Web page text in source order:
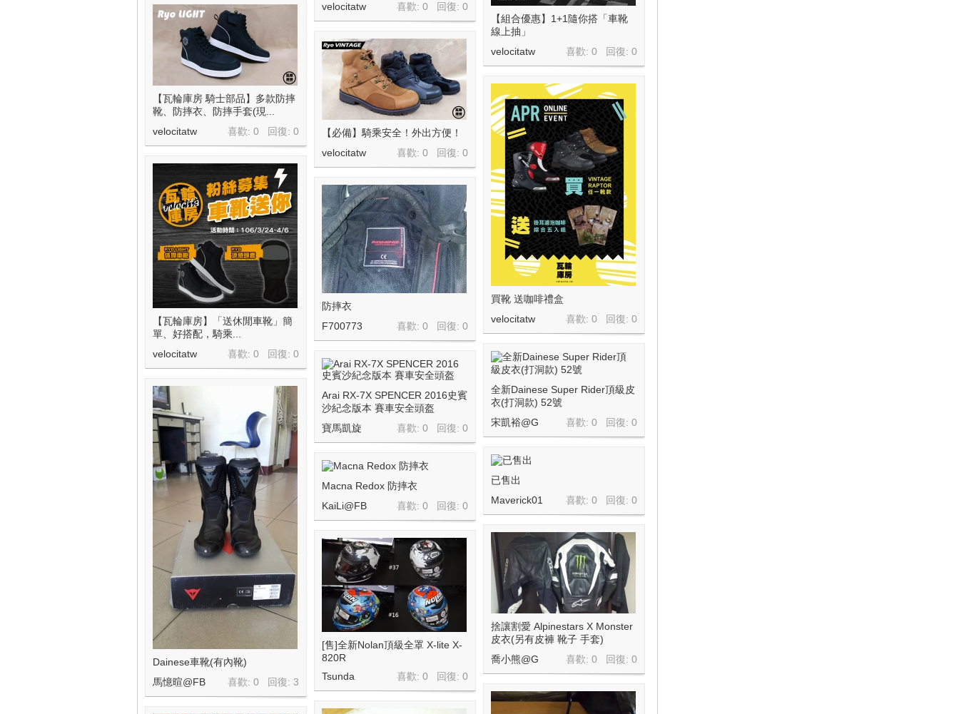
喜歡: 0 回復: 0
velocitatw
【組合優惠】1+1隨你搭「車靴
線上抽」
喜歡: 0 回復: 0
velocitatw
【瓦輪庫房 騎士部品】多款防摔
靴、防摔衣、防摔手套(現...
喜歡: 0 回復: 0
velocitatw
【必備】騎乘安全！外出方便！
喜歡: 0 回復: 0
velocitatw
買靴 送咖啡禮盒
喜歡: 0 回復: 0
velocitatw
【瓦輪庫房】「送休閒車靴」簡
單、好搭配，騎乘...
喜歡: 0 回復: 0
velocitatw
防摔衣
喜歡: 0 回復: 0
F700773
全新Dainese Super Rider頂級皮
衣(打洞款) 52號
喜歡: 0 回復: 0
宋凱裕@G
Arai RX-7X SPENCER 2016史賓
沙紀念版本 賽車安全頭盔
喜歡: 0 回復: 0
寶馬凱旋
Dainese車靴(有內靴)
喜歡: 0 回復: 3
馬憶暄@FB
已售出
喜歡: 0 回復: 0
Maverick01
Macna Redox 防摔衣
喜歡: 0 回復: 0
KaiLi@FB
捨讓割愛 Alpinestars X Monster
皮衣(另有皮褲 靴子 手套)
喜歡: 0 回復: 0
喬小熊@G
[售]全新Nolan頂級全罩 X-lite X-
820R
喜歡: 0 回復: 0
Tsunda